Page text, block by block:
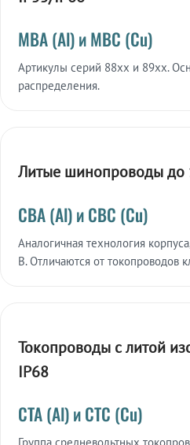
МВА (Al) и МВС (Cu)
Артикулы серий 88xx и 89xx.
распределения.
Литые шинопроводы до
СВА (Al) и СВС (Cu)
Аналогичная технология
В. Отличаются от токопроводов
Токопроводы с литой
IP68
СТА (Al) и СТС (Cu)